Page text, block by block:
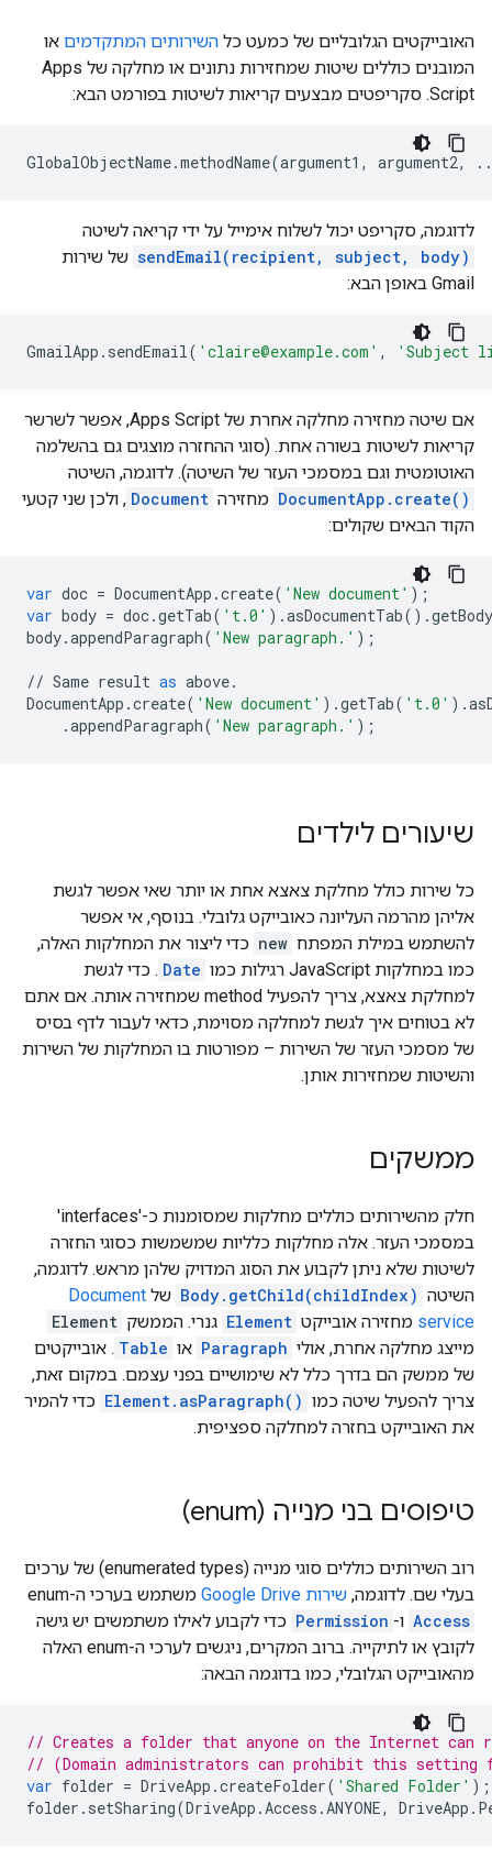
האובייקטים הגלובליים של כמעט כל השירותים המתקדמים או
המובנים כוללים שיטות שמחזירות נתונים או מחלקה של Apps
Script. סקריפטים מבצעים קריאות לשיטות בפורמט הבא:
לדוגמה, סקריפט יכול לשלוח אימייל על ידי קריאה לשיטה
sendEmail(recipient, subject, body) של שירות
Gmail באופן הבא:
GmailApp . sendEmail( 'claire@example.com' , 'Subject
אם שיטה מחזירה מחלקה אחרת של Apps Script, אפשר לשרשר
קריאות לשיטות בשורה אחת. (סוגי ההחזרה מוצגים גם בהשלמה
האוטומטית וגם במסמכי העזר של השיטה). לדוגמה, השיטה
DocumentApp.create() מחזירה Document , ולכן שני קטעי
הקוד הבאים שקולים:
var doc = DocumentApp .create( 'New document' );
var body = doc.getTab( 't.0' ) .asDocumentTab() .getBody
body.appendParagraph( 'New paragraph.' );
// Same result as above.
DocumentApp .create( 'New document' ) .getTab( 't.0' ) .
.appendParagraph( 'New paragraph.' );
שיעורים לילדים
כל שירות כולל מחלקת צאצא אחת או יותר שאי אפשר לגשת
אליהן מהרמה העליונה כאובייקט גלובלי. בנוסף, אי אפשר
להשתמש במילת המפתח new כדי ליצור את המחלקות האלה,
כמו במחלקות JavaScript רגילות כמו
Date . כדי לגשת
למחלקת צאצא, צריך להפעיל method שמחזירה אותה. אם אתם
לא בטוחים איך לגשת למחלקה מסוימת, כדאי לעבור לדף בסיס
של מסמכי העזר של השירות – מפורטות בו המחלקות של השירות
והשיטות שמחזירות אותן.
ממשקים
חלק מהשירותים כוללים מחלקות שמסומנות כ-'interfaces'
במסמכי העזר. אלה מחלקות כלליות שמשמשות כסוגי החזרה
לשיטות שלא ניתן לקבוע את הסוג המדויק שלהן מראש. לדוגמה,
השיטה Body.getChild(childIndex) של Document
service מחזירה אובייקט Element גנרי. הממשק Element
מייצג מחלקה אחרת, אולי Paragraph או Table . אובייקטים
של ממשק הם בדרך כלל לא שימושיים בפני עצמם. במקום זאת,
צריך להפעיל שיטה כמו Element.asParagraph() כדי להמיר
את האובייקט בחזרה למחלקה ספציפית.
טיפוסים בני מנייה (enum)
רוב השירותים כוללים סוגי מנייה (enumerated types) של ערכים
בעלי שם. לדוגמה, שירות Google Drive
משתמש בערכי ה-enum‏
Access ו- Permission כדי לקבוע לאילו משתמשים יש גישה
לקובץ או לתיקייה. ברוב המקרים, ניגשים לערכי ה-enum האלה
מהאובייקט הגלובלי, כמו בדוגמה הבאה:
// Creates a folder that anyone on the Internet can
// (Domain administrators can prohibit this setting
var folder = DriveApp .createFolder( 'Shared Folder' );
folder . setSharing(DriveApp .Access .ANYONE, DriveApp .